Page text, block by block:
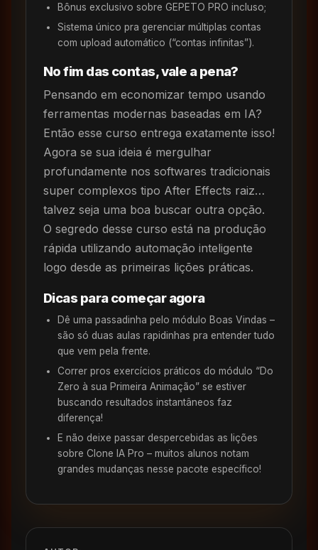
Bônus exclusivo sobre GEPETO PRO incluso;
Sistema único pra gerenciar múltiplas contas
com upload automático (“contas infinitas”).
No fim das contas, vale a pena?
Pensando em economizar tempo usando
ferramentas modernas baseadas em IA?
Então esse curso entrega exatamente isso!
Agora se sua ideia é mergulhar
profundamente nos softwares tradicionais
super complexos tipo After Effects raiz…
talvez seja uma boa buscar outra opção.
O segredo desse curso está na produção
rápida utilizando automação inteligente
logo desde as primeiras lições práticas.
Dicas para começar agora
Dê uma passadinha pelo módulo Boas Vindas –
são só duas aulas rapidinhas pra entender tudo
que vem pela frente.
Correr pros exercícios práticos do módulo “Do
Zero à sua Primeira Animação” se estiver
buscando resultados instantâneos faz
diferença!
E não deixe passar despercebidas as lições
sobre Clone IA Pro – muitos alunos notam
grandes mudanças nesse pacote específico!